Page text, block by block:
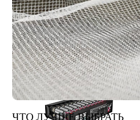
100% GOLDEN BCAA 210
ЧТО ЛУЧШЕ ВЫБРАТЬ